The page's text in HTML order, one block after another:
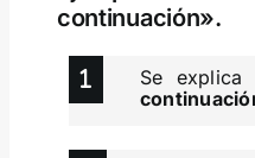
continuación».
Se explica